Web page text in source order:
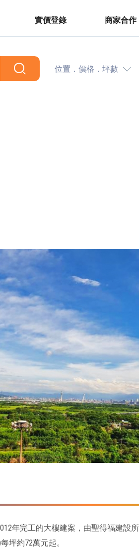
實價登錄 商家合作
位置．價格．坪數
年完工的大樓建案，由聖得福建設
坪約72萬元起。